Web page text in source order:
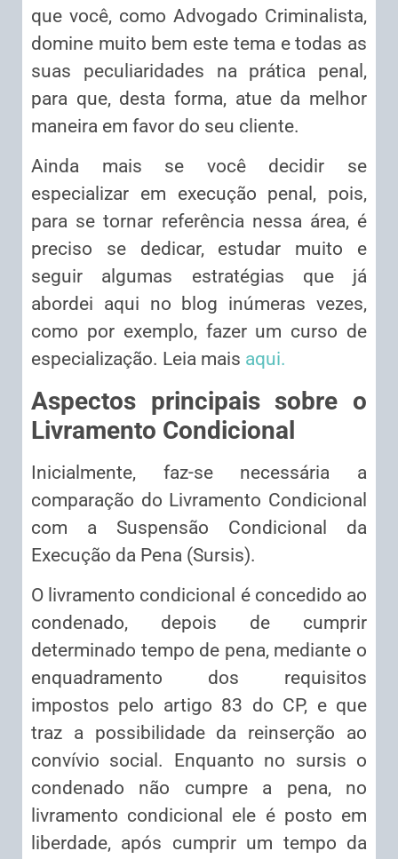
que você, como Advogado Criminalista,
domine muito bem este tema e todas as
suas peculiaridades na prática penal,
para que, desta forma, atue da melhor
maneira em favor do seu cliente.
Ainda mais se você decidir se
especializar em execução penal, pois,
para se tornar referência nessa área, é
preciso se dedicar, estudar muito e
seguir algumas estratégias que já
abordei aqui no blog inúmeras vezes,
como por exemplo, fazer um curso de
especialização. Leia mais aqui.
Aspectos principais sobre o
Livramento Condicional
Inicialmente, faz-se necessária a
comparação do Livramento Condicional
com a Suspensão Condicional da
Execução da Pena (Sursis).
O livramento condicional é concedido ao
condenado, depois de cumprir
determinado tempo de pena, mediante o
enquadramento dos requisitos
impostos pelo artigo 83 do CP, e que
traz a possibilidade da reinserção ao
convívio social. Enquanto no sursis o
condenado não cumpre a pena, no
livramento condicional ele é posto em
liberdade, após cumprir um tempo da